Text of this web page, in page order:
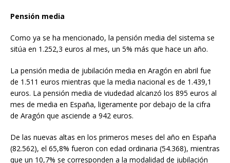
Pensión media
Como ya se ha mencionado, la pensión media del sistema se
sitúa en 1.252,3 euros al mes, un 5% más que hace un año.
La pensión media de jubilación media en Aragón en abril fue
de 1.511 euros mientras que la media nacional es de 1.439,1
euros. La pensión media de viudedad alcanzó los 895 euros al
mes de media en España, ligeramente por debajo de la cifra
de Aragón que asciende a 942 euros.
De las nuevas altas en los primeros meses del año en España
(82.562), el 65,8% fueron con edad ordinaria (54.368), mientras
que un 10,7% se corresponden a la modalidad de jubilación